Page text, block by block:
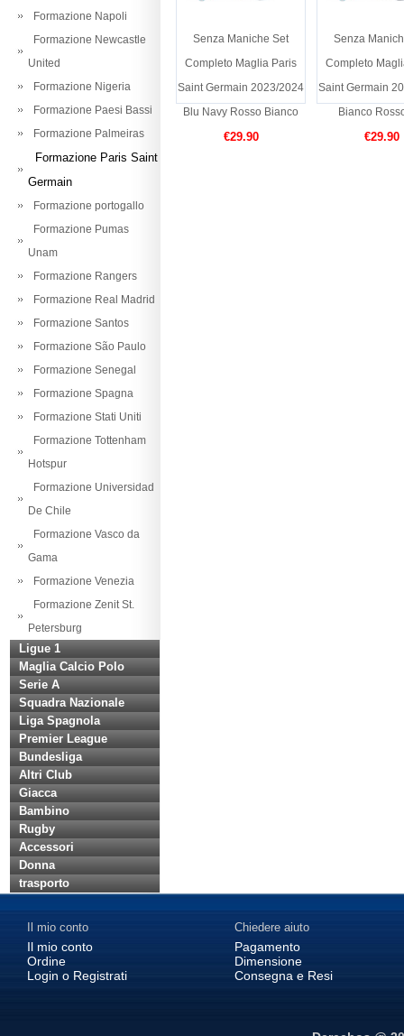
Formazione Napoli
Formazione Newcastle
United
Formazione Nigeria
Formazione Paesi Bassi
Formazione Palmeiras
Formazione Paris Saint
Germain
Formazione portogallo
Formazione Pumas
Unam
Formazione Rangers
Formazione Real Madrid
Formazione Santos
Formazione São Paulo
Formazione Senegal
Formazione Spagna
Formazione Stati Uniti
Formazione Tottenham
Hotspur
Formazione Universidad
De Chile
Formazione Vasco da
Gama
Formazione Venezia
Formazione Zenit St.
Petersburg
Ligue 1
Maglia Calcio Polo
Serie A
Squadra Nazionale
Liga Spagnola
Premier League
Bundesliga
Altri Club
Giacca
Bambino
Rugby
Accessori
Donna
trasporto
Senza Maniche Set
Completo Maglia Paris
Saint Germain 2023/2024
Blu Navy Rosso Bianco
€29.90
Senza
Completo
Saint Germain
Bianco
€29.90
Il mio conto
Il mio conto
Ordine
Login o Registrati
Chiedere aiuto
Pagamento
Dimensione
Consegna e Resi